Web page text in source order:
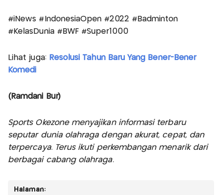
#iNews #IndonesiaOpen #2022 #Badminton
#KelasDunia #BWF #Super1000
Lihat juga: Resolusi Tahun Baru Yang Bener-Bener
Komedi
(Ramdani Bur)
Sports Okezone menyajikan informasi terbaru
seputar dunia olahraga dengan akurat, cepat, dan
terpercaya. Terus ikuti perkembangan menarik dari
berbagai cabang olahraga.
Halaman: